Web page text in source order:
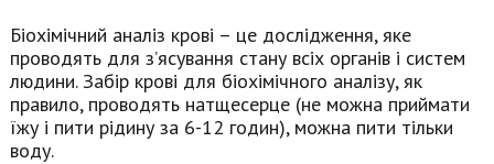
Біохімічний аналіз крові – це дослідження, яке
проводять для з’ясування стану всіх органів і систем
людини. Забір крові для біохімічного аналізу, як
правило, проводять натщесерце (не можна приймати
їжу і пити рідину за 6-12 годин), можна пити тільки
воду.